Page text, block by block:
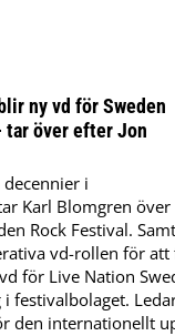
ny vd för Sweden
tar över efter Jon
i
Karl Blomgren över
Rock Festival.
vd-rollen för att
för Live Nation
festivalbolaget.
den internationellt